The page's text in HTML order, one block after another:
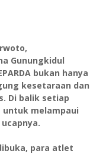
Gunungkidul
bukan hanya
kesetaraan dan
Di balik setiap
untuk melampaui
para atlet